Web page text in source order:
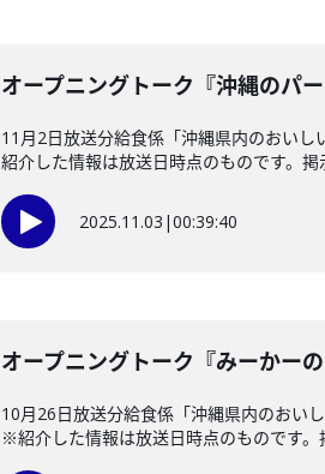
オープニングトーク『沖縄のパ
11月2日放送分給食係「沖縄県内のおい
紹介した情報は放送日時点のものです。掲
2025.11.03 |00:39:40
オープニングトーク『みーかー
10月26日放送分給食係「沖縄県内のおい
※紹介した情報は放送日時点のものです。